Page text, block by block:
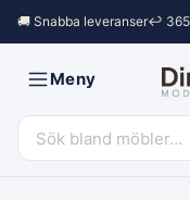
🚚 Snabba leveranser↩︎ 365
Meny